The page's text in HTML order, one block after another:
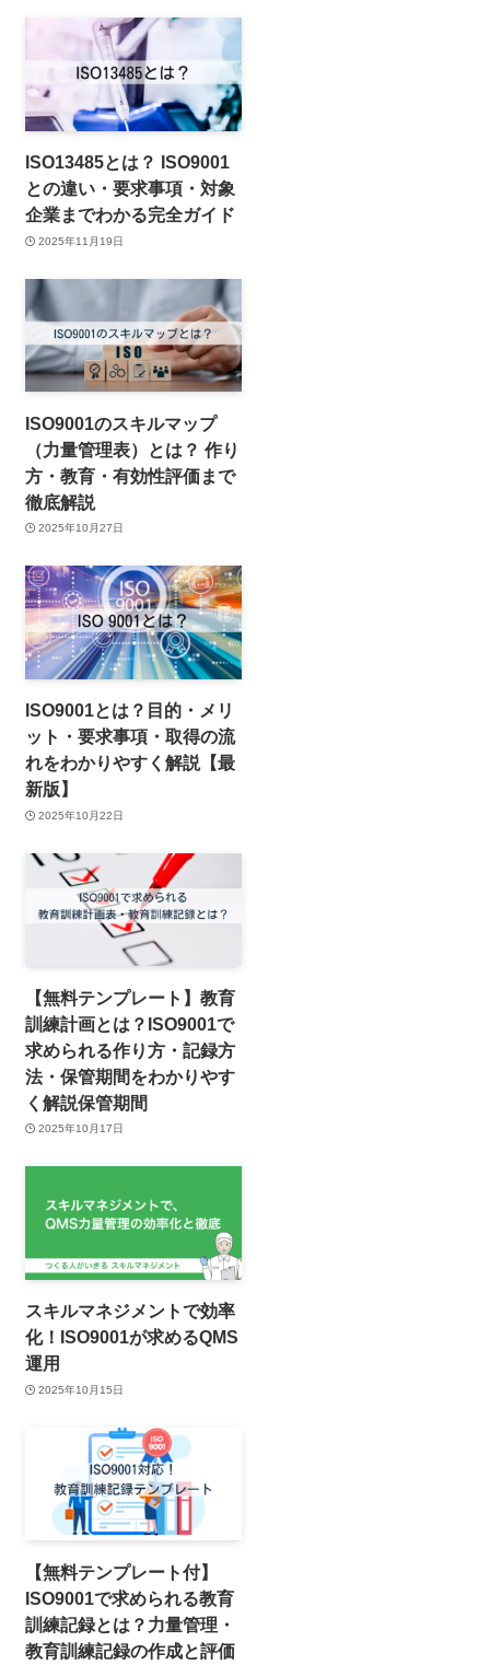
ISO13485とは？ ISO9001
との違い・要求事項・対象
企業までわかる完全ガイド
2025年11月19日
ISO9001のスキルマップ
（力量管理表）とは？ 作り
方・教育・有効性評価まで
徹底解説
2025年10月27日
ISO9001とは？目的・メリ
ット・要求事項・取得の流
れをわかりやすく解説【最
新版】
2025年10月22日
【無料テンプレート】教育
訓練計画とは？ISO9001で
求められる作り方・記録方
法・保管期間をわかりやす
く解説保管期間
2025年10月17日
スキルマネジメントで効率
化！ISO9001が求めるQMS
運用
2025年10月15日
【無料テンプレート付】
ISO9001で求められる教育
訓練記録とは？力量管理・
教育訓練記録の作成と評価